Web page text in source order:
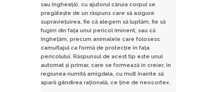
sau îngheață), cu ajutorul căruia corpul se
pregătește de un răspuns care să asigure
supraviețuirea, fie că alegem să luptăm, fie să
fugim din fața unui pericol iminent, sau că
înghețăm, precum animalele care folosesc
camuflajul ca formă de protecție în fața
pericolului. Răspunsul de acest tip este unul
automat și primar, care se formează în creier, în
regiunea numită amigdala, cu mult înainte să
apară gândirea rațională, ce ține de neocortex.